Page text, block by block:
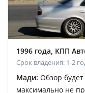
1996 года, КПП
Срок владения: 1-2
Мади: Обзор
максимально не